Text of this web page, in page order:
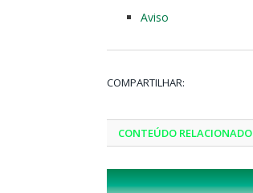
Aviso
COMPARTILHAR:
CONTEÚDO RELACIONADO